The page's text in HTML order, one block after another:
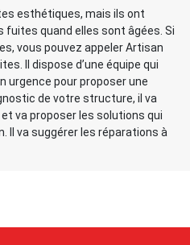
esthétiques, mais ils ont
fuites quand elles sont âgées. Si
vous pouvez appeler Artisan
Il dispose d’une équipe qui
urgence pour proposer une
de votre structure, il va
va proposer les solutions qui
Il va suggérer les réparations à